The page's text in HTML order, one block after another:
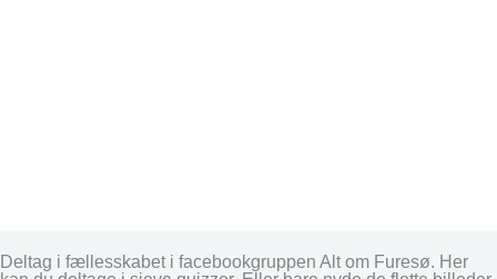
Deltag i fællesskabet i facebookgruppen Alt om Furesø. Her